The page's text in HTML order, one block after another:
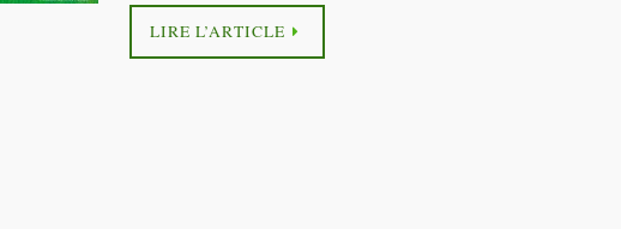
LIRE L’ARTICLE